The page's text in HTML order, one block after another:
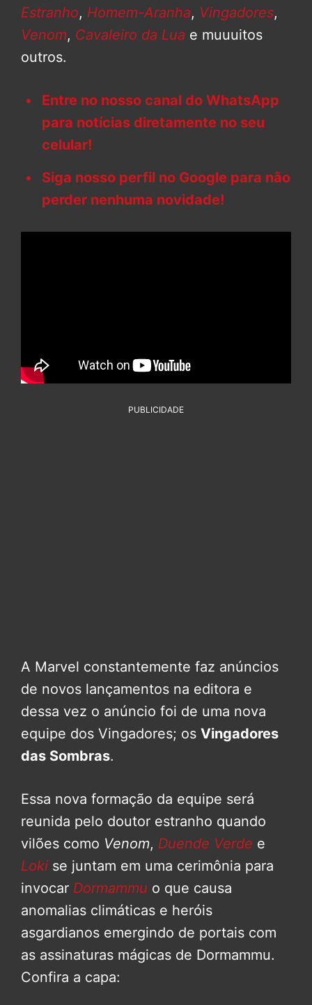
Estranho, Homem-Aranha, Vingadores,
Venom, Cavaleiro da Lua e muuuitos
outros.
Entre no nosso canal do WhatsApp
para notícias diretamente no seu
celular!
Siga nosso perfil no Google para não
perder nenhuma novidade!
PUBLICIDADE
A Marvel constantemente faz anúncios
de novos lançamentos na editora e
dessa vez o anúncio foi de uma nova
equipe dos Vingadores; os Vingadores
das Sombras.
Essa nova formação da equipe será
reunida pelo doutor estranho quando
vilões como Venom, Duende Verde e
Loki se juntam em uma cerimônia para
invocar Dormammu o que causa
anomalias climáticas e heróis
asgardianos emergindo de portais com
as assinaturas mágicas de Dormammu.
Confira a capa: